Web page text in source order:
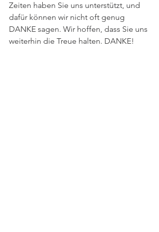
Zeiten haben Sie uns unterstützt, und
dafür können wir nicht oft genug
DANKE sagen. Wir hoffen, dass Sie uns
weiterhin die Treue halten. DANKE!